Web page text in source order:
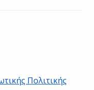
Πολιτικής